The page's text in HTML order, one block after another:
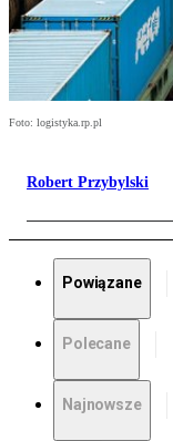
Foto: logistyka.rp.pl
Robert Przybylski
Powiązane
Polecane
Najnowsze